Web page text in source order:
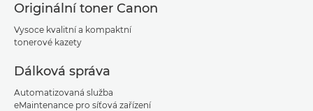
Originální toner Canon
Vysoce kvalitní a kompaktní
tonerové kazety
Dálková správa
Automatizovaná služba
eMaintenance pro síťová zařízení